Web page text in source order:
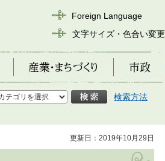
Foreign Language
文字サイズ・色合い変更
産業・まちづくり 市政
検索方法
更新日：2019年10月29日